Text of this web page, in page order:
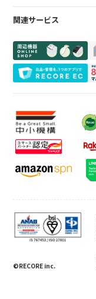
会計機能
ささげ代行サービス
商材専門店
買取専門店
トレーディングカード
よくある質問
会社概要
プライバシーポリシー
関連サービス
©RECORE inc.